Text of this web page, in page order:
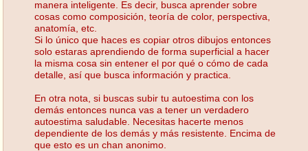
manera inteligente. Es decir, busca aprender sobre
cosas como composición, teoría de color, perspectiva,
anatomía, etc.
Si lo único que haces es copiar otros dibujos entonces
solo estaras aprendiendo de forma superficial a hacer
la misma cosa sin entener el por qué o cómo de cada
detalle, así que busca información y practica.
En otra nota, si buscas subir tu autoestima con los
demás entonces nunca vas a tener un verdadero
autoestima saludable. Necesitas hacerte menos
dependiente de los demás y más resistente. Encima de
que esto es un chan anonimo.